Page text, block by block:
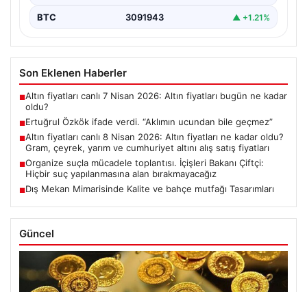
BTC 3091943 ▲ +1.21%
Son Eklenen Haberler
■Altın fiyatları canlı 7 Nisan 2026: Altın fiyatları bugün ne kadar
oldu?
■Ertuğrul Özkök ifade verdi. “Aklımın ucundan bile geçmez”
■Altın fiyatları canlı 8 Nisan 2026: Altın fiyatları ne kadar oldu?
Gram, çeyrek, yarım ve cumhuriyet altını alış satış fiyatları
■Organize suçla mücadele toplantısı. İçişleri Bakanı Çiftçi:
Hiçbir suç yapılanmasına alan bırakmayacağız
■Dış Mekan Mimarisinde Kalite ve bahçe mutfağı Tasarımları
Güncel